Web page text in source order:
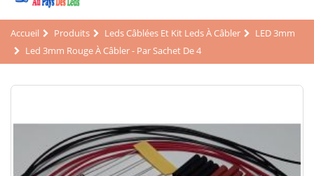
Accueil Produits Leds Câblées Et Kit Leds À Câbler
LED 3mm
Led 3mm Rouge À Câbler - Par Sachet De 4